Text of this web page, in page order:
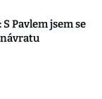
Pavlem jsem se